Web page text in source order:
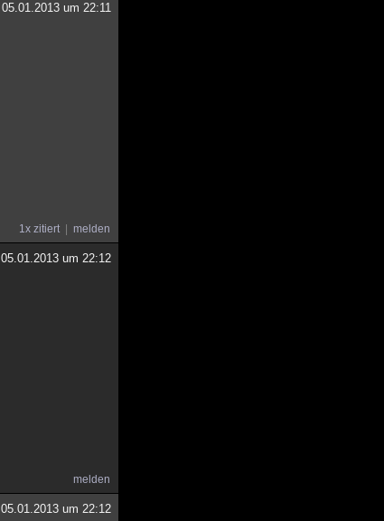
05.01.2013 um 22:11
1x zitiert melden
05.01.2013 um 22:12
melden
05.01.2013 um 22:12